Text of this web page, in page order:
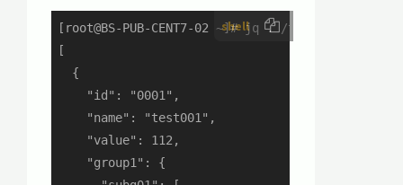
shell
[root@BS-PUB-CENT7-02 ~]# jq . /tmp/sample1.json
[
  {
    "id": "0001",
    "name": "test001",
    "value": 112,
    "group1": {